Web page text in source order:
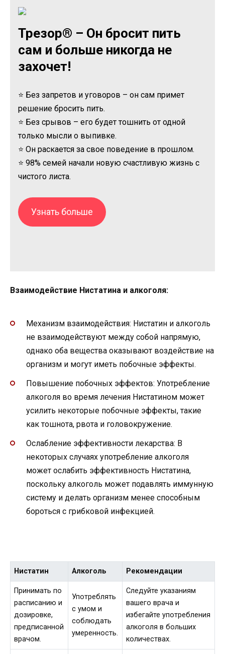
Трезор® – Он бросит пить
сам и больше никогда не
захочет!
⭐ Без запретов и уговоров – он сам примет
решение бросить пить.
⭐ Без срывов – его будет тошнить от одной
только мысли о выпивке.
⭐ Он раскается за свое поведение в прошлом.
⭐ 98% семей начали новую счастливую жизнь с
чистого листа.
Узнать больше
Взаимодействие Нистатина и алкоголя:
Механизм взаимодействия: Нистатин и алкоголь
не взаимодействуют между собой напрямую,
однако оба вещества оказывают воздействие на
организм и могут иметь побочные эффекты.
Повышение побочных эффектов: Употребление
алкоголя во время лечения Нистатином может
усилить некоторые побочные эффекты, такие
как тошнота, рвота и головокружение.
Ослабление эффективности лекарства: В
некоторых случаях употребление алкоголя
может ослабить эффективность Нистатина,
поскольку алкоголь может подавлять иммунную
систему и делать организм менее способным
бороться с грибковой инфекцией.
Нистатин Алкоголь Рекомендации
Принимать по
расписанию и
дозировке,
предписанной
врачом.
Употреблять
с умом и
соблюдать
умеренность.
Следуйте указаниям
вашего врача и
избегайте употребления
алкоголя в больших
количествах.